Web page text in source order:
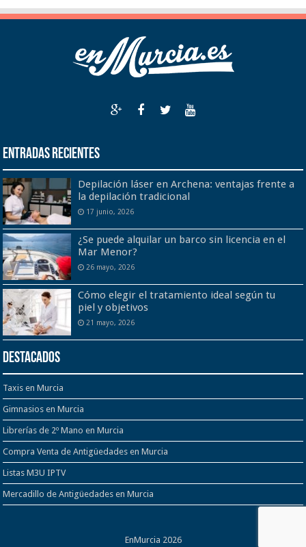
Entradas recientes
Depilación láser en Archena: ventajas frente a
la depilación tradicional
17 junio, 2026
¿Se puede alquilar un barco sin licencia en el
Mar Menor?
26 mayo, 2026
Cómo elegir el tratamiento ideal según tu
piel y objetivos
21 mayo, 2026
Destacados
Taxis en Murcia
Gimnasios en Murcia
Librerías de 2º Mano en Murcia
Compra Venta de Antigüedades en Murcia
Listas M3U IPTV
Mercadillo de Antigüedades en Murcia
EnMurcia 2026